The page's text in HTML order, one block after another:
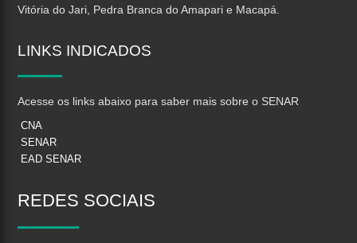
Vitória do Jari, Pedra Branca do Amapari e Macapá.
LINKS INDICADOS
Acesse os links abaixo para saber mais sobre o SENAR
CNA
SENAR
EAD SENAR
REDES SOCIAIS